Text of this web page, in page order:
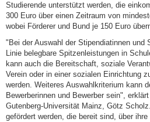
Studierende unterstützt werden, die
300 Euro über einen Zeitraum von
wobei Förderer und Bund je 150 Euro
"Bei der Auswahl der Stipendiatinnen und
Linie belegbare Spitzenleistungen in
kann auch die Bereitschaft, soziale
Verein oder in einer sozialen Einrichtung
werden. Weiteres Auswahlkriterium kann
Bewerberinnen und Bewerber sein",
Gutenberg-Universität Mainz, Götz
gefördert werden, die bereit sind, über